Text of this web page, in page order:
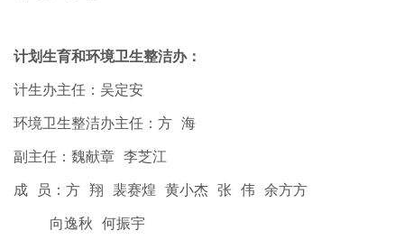
计划生育和环境卫生整洁办：
计生办主任：吴定安
环境卫生整洁办主任：方 海
副主任：魏献章 李芝江
成 员：方 翔 裴赛煌 黄小杰 张 伟 余方方
向逸秋 何振宇